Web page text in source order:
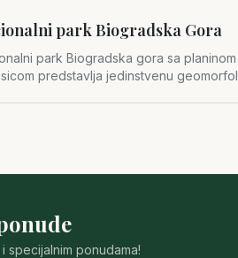
park Biogradska Gora
park Biogradska gora sa planinom
predstavlja jedinstvenu
specijalnim ponudama!